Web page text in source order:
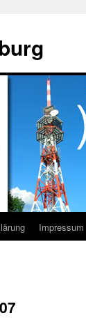
Impressum